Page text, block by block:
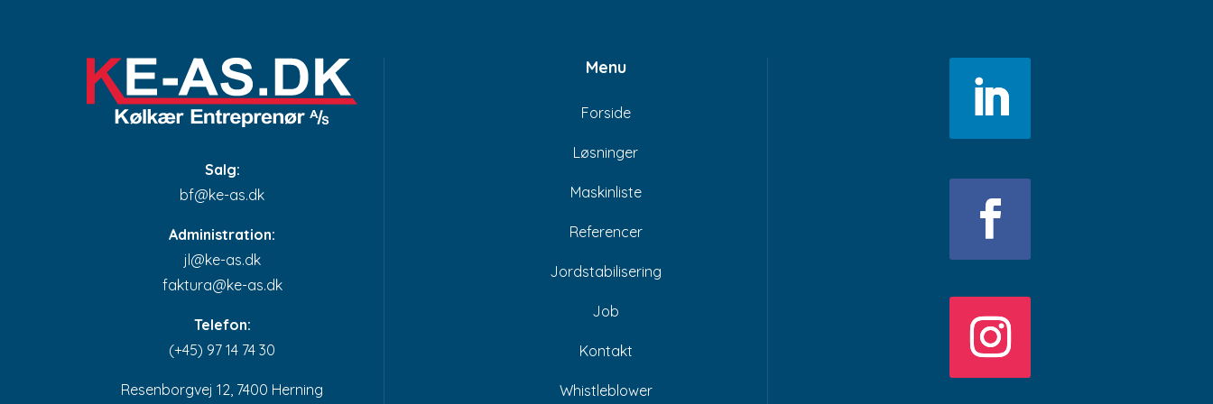
Salg:
bf@ke-as.dk
Administration:
jl@ke-as.dk​
faktura@ke-as.dk
Telefon:
(+45) 97 14 74 30
Resenborgvej 12, 7400 Herning​
Menu
Forside
Løsninger
Maskinliste
Referencer
Jordstabilisering
Job
Kontakt
Whistleblower